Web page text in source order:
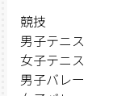
競技
男子テニス
女子テニス
男子バレー